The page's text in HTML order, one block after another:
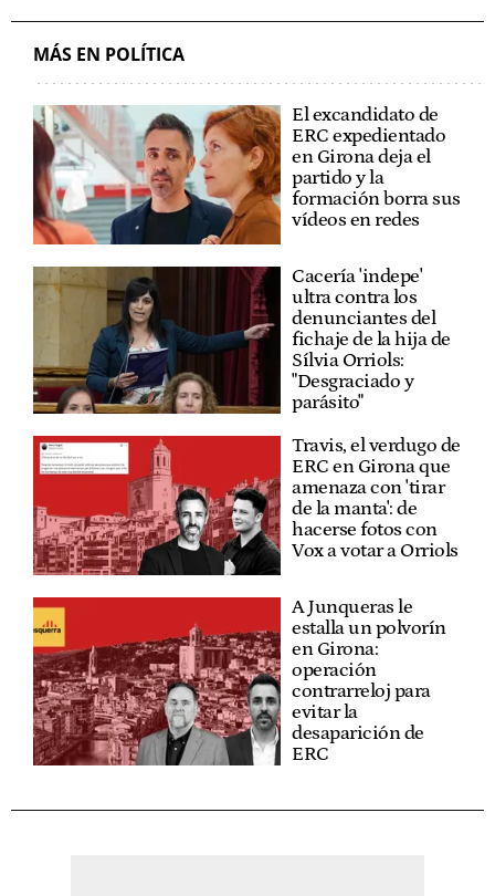
MÁS EN POLÍTICA
El excandidato de
ERC expedientado
en Girona deja el
partido y la
formación borra sus
vídeos en redes
Cacería 'indepe'
ultra contra los
denunciantes del
fichaje de la hija de
Sílvia Orriols:
"Desgraciado y
parásito"
Travis, el verdugo de
ERC en Girona que
amenaza con 'tirar
de la manta': de
hacerse fotos con
Vox a votar a Orriols
A Junqueras le
estalla un polvorín
en Girona:
operación
contrarreloj para
evitar la
desaparición de
ERC